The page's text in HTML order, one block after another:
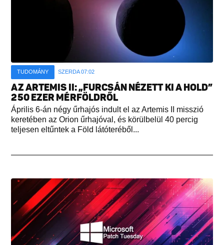
TUDOMÁNY SZERDA 07:02
AZ ARTEMIS II: „FURCSÁN NÉZETT KI A HOLD”
250 EZER MÉRFÖLDRŐL
Április 6-án négy űrhajós indult el az Artemis II misszió
keretében az Orion űrhajóval, és körülbelül 40 percig
teljesen eltűntek a Föld látóteréből...